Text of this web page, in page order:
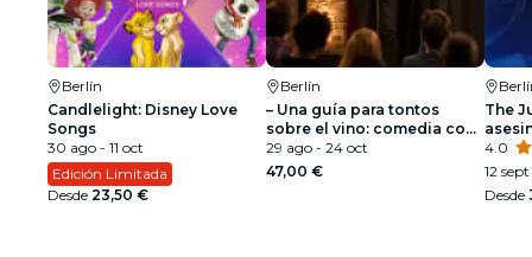
Berlín
Candlelight: Disney Love
Songs
30 ago - 11 oct
Edición Limitada
Desde 23,50 €
Berlín
– Una guía para tontos
sobre el vino: comedia con
vino
29 ago - 24 oct
47,00 €
The
4.0
12
Desde